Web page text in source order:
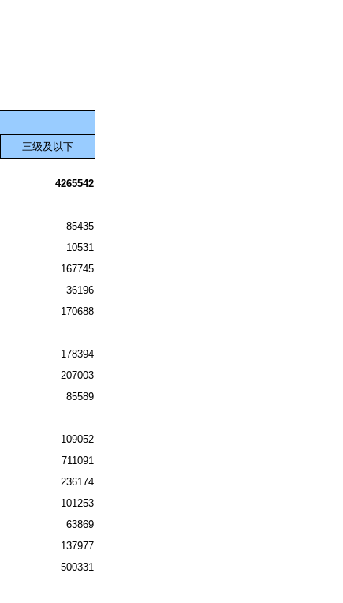
三级及以下
4265542
85435
10531
167745
36196
170688
178394
207003
85589
109052
711091
236174
101253
63869
137977
500331